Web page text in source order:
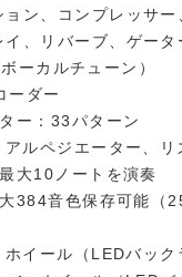
ョン、コンプレッサ
イ、リバーブ、ゲータ
ーカルチューン）
ーダー
ー：33パターン
ルペジエーター、リ
大10ノートを演奏
384音色保存可能（
イール（LEDバック